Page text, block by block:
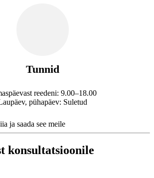
Tunnid
reedeni: 9.00–18.00
pühapäev: Suletud
ja saada see meile
konsultatsioonile